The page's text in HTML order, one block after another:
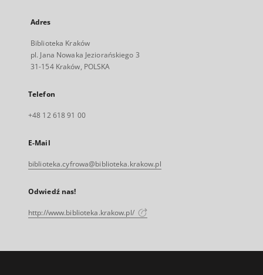
Adres
Biblioteka Kraków
pl. Jana Nowaka Jeziorańskiego 3
31-154 Kraków, POLSKA
Telefon
+48 12 618 91 00
E-Mail
biblioteka.cyfrowa@biblioteka.krakow.pl
Odwiedź nas!
http://www.biblioteka.krakow.pl/